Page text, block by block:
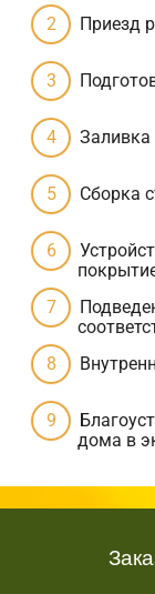
Приезд
Заливка
Сборка
дома в